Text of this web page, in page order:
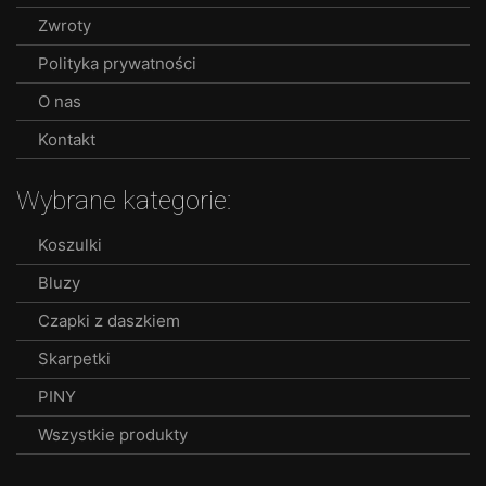
product
Zwroty
Polityka prywatności
O nas
Kontakt
Wybrane kategorie:
Koszulki
Bluzy
Czapki z daszkiem
Skarpetki
PINY
Wszystkie produkty